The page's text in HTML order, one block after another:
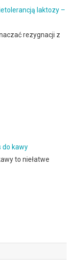
laktozy –
rezygnacji z
do kawy
to niełatwe